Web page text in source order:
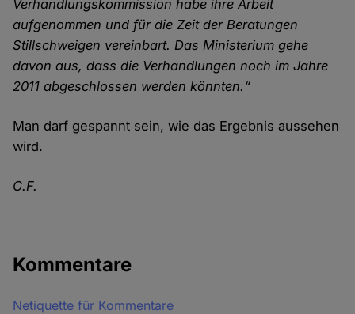
Verhandlungskommission habe ihre Arbeit
aufgenommen und für die Zeit der Beratungen
Stillschweigen vereinbart. Das Ministerium gehe
davon aus, dass die Verhandlungen noch im Jahre
2011 abgeschlossen werden könnten.“
Man darf gespannt sein, wie das Ergebnis aussehen
wird.
C.F.
Kommentare
Netiquette für Kommentare